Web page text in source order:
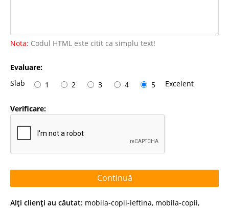
Nota: Codul HTML este citit ca simplu text!
Evaluare:
Slab
1 2 3 4 5 Excelent
Verificare:
Continuă
Alţi clienţi au căutat: mobila-copii-ieftina, mobila-copii,